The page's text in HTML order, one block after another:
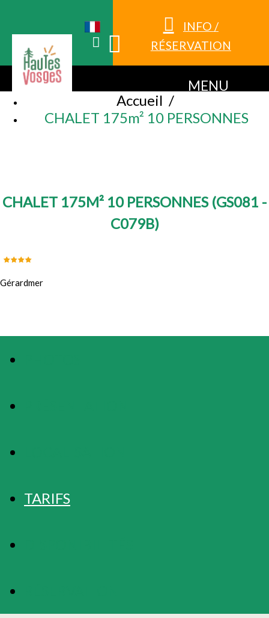
INFO /
RÉSERVATION
MENU
Accueil /
CHALET 175m² 10 PERSONNES
CHALET 175M² 10 PERSONNES (GS081 -
C079B)
Gérardmer
TARIFS